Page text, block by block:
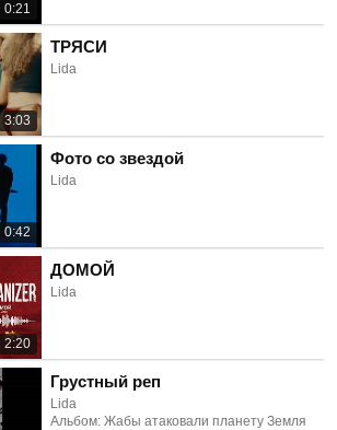
0:21
3:03
ТРЯСИ
Lida
0:42
Фото со звездой
Lida
2:20
ДОМОЙ
Lida
Грустный реп
Lida
Альбом: Жабы атаковали планету Земля